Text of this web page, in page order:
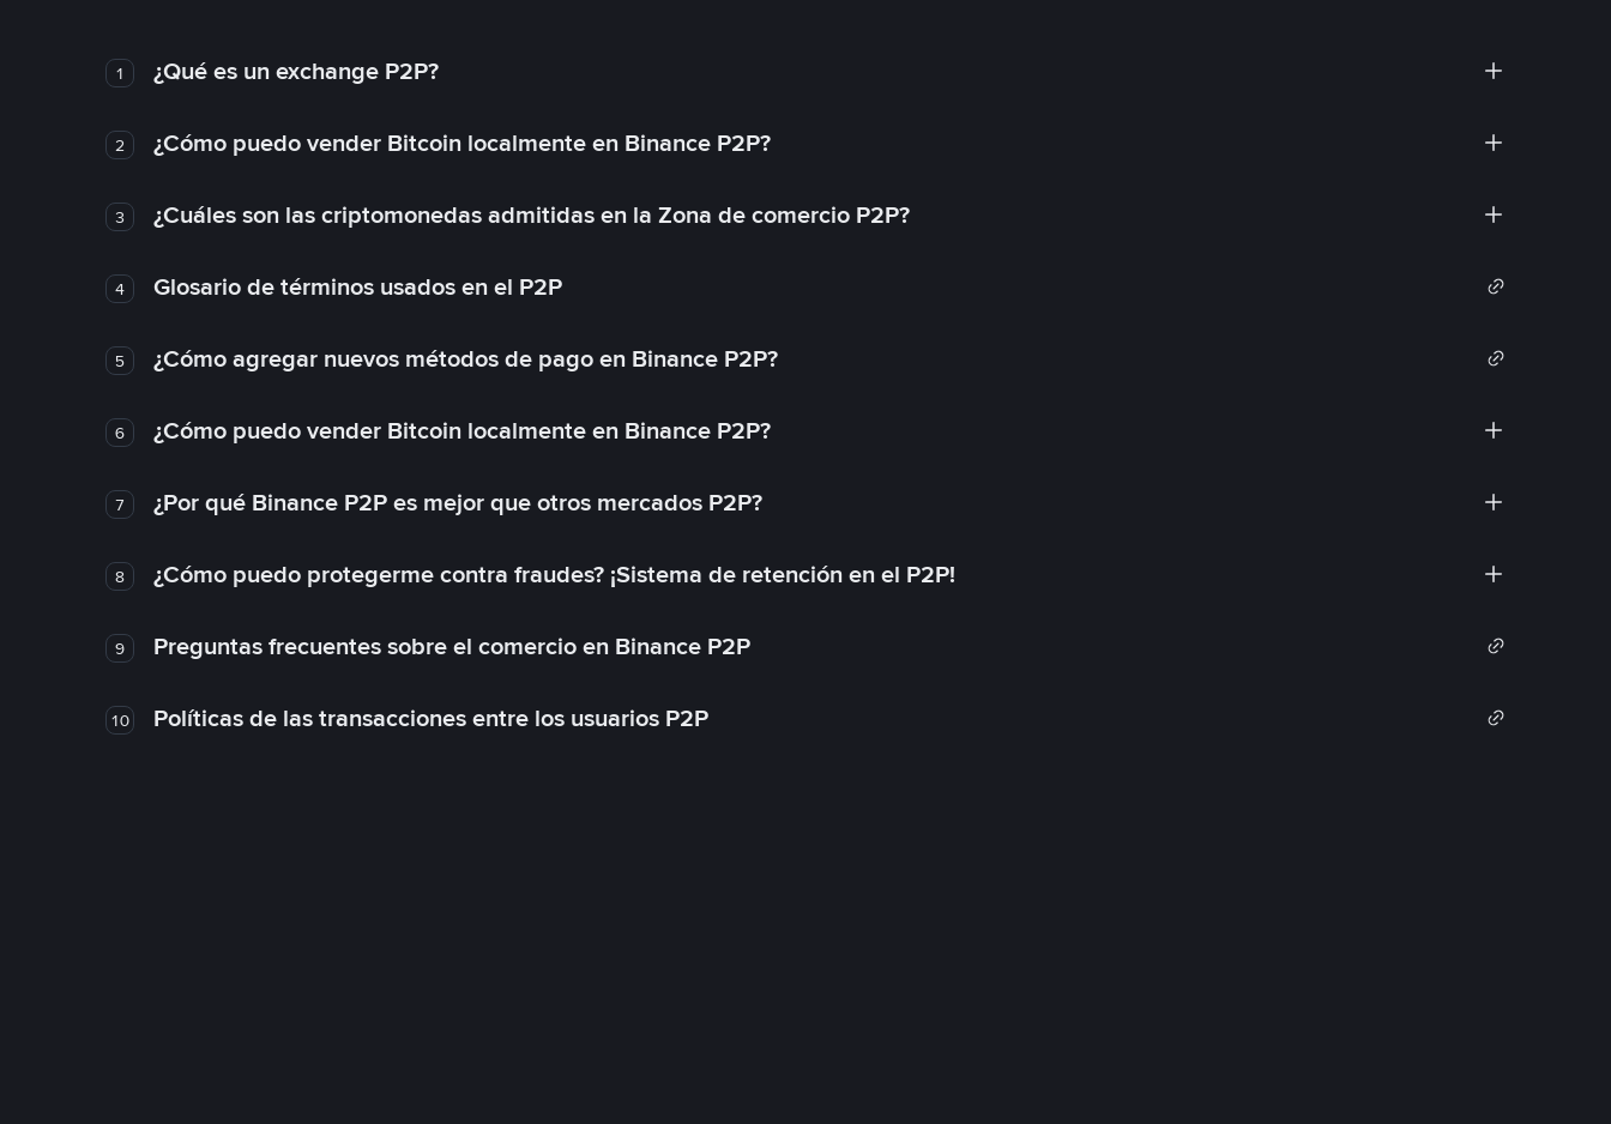
1 ¿Qué es un exchange P2P?
2 ¿Cómo puedo vender Bitcoin localmente en Binance P2P?
3 ¿Cuáles son las criptomonedas admitidas en la Zona de comercio P2P?
4 Glosario de términos usados en el P2P
5 ¿Cómo agregar nuevos métodos de pago en Binance P2P?
6 ¿Cómo puedo vender Bitcoin localmente en Binance P2P?
7 ¿Por qué Binance P2P es mejor que otros mercados P2P?
8 ¿Cómo puedo protegerme contra fraudes? ¡Sistema de retención en el P2P!
9 Preguntas frecuentes sobre el comercio en Binance P2P
10 Políticas de las transacciones entre los usuarios P2P